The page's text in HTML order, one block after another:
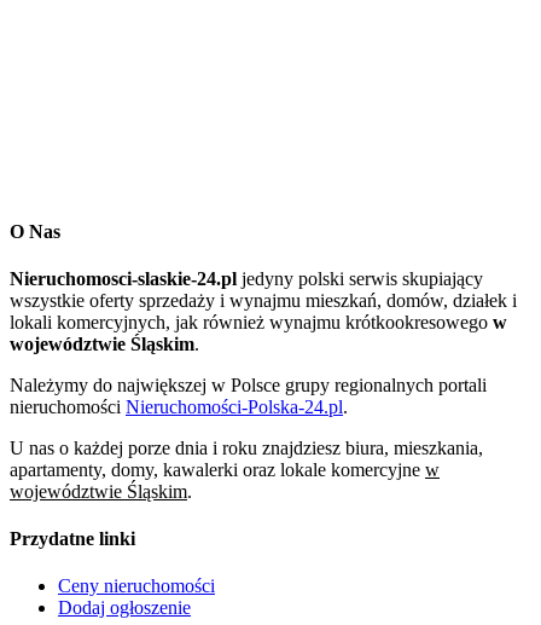
O Nas
Nieruchomosci-slaskie-24.pl jedyny polski serwis skupiający
wszystkie oferty sprzedaży i wynajmu mieszkań, domów, działek i
lokali komercyjnych, jak również wynajmu krótkookresowego w
województwie Śląskim.
Należymy do największej w Polsce grupy regionalnych portali
nieruchomości Nieruchomości-Polska-24.pl.
U nas o każdej porze dnia i roku znajdziesz biura, mieszkania,
apartamenty, domy, kawalerki oraz lokale komercyjne w
województwie Śląskim.
Przydatne linki
Ceny nieruchomości
Dodaj ogłoszenie